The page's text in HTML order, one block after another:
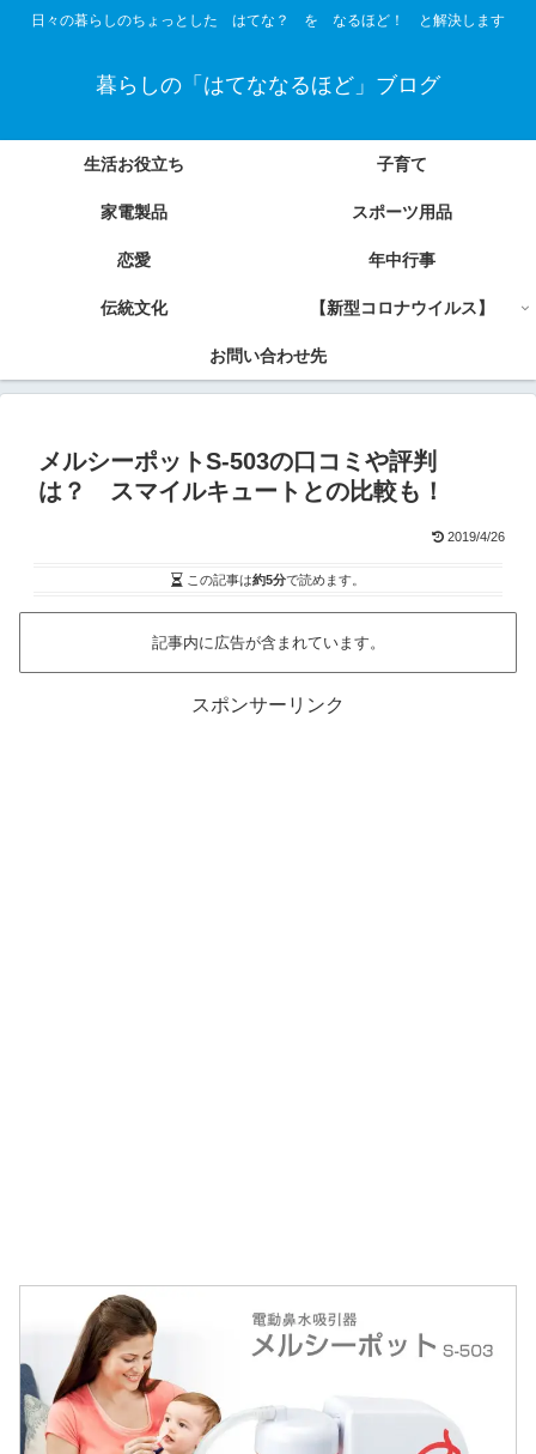
日々の暮らしのちょっとした はてな？ を なるほど！ と解決します
暮らしの「はてななるほど」ブログ
生活お役立ち 子育て
家電製品 スポーツ用品
恋愛 年中行事
伝統文化 【新型コロナウイルス】
お問い合わせ先
メルシーポットS-503の口コミや評判
は？ スマイルキュートとの比較も！
2019/4/26
この記事は約5分で読めます。
記事内に広告が含まれています。
スポンサーリンク